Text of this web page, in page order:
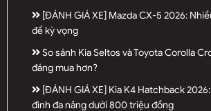
[ĐÁNH GIÁ XE] Mazda CX-5 2026:
để kỳ vọng
So sánh Kia Seltos và Toyota Corolla
đáng mua hơn?
[ĐÁNH GIÁ XE] Kia K4 Hatchback
đình đa năng dưới 800 triệu đồng